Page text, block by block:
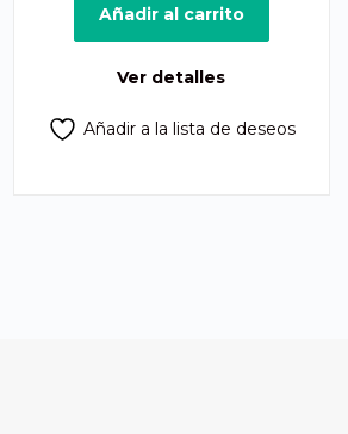
original
era:
actual
es:
Añadir al carrito
Ver detalles
Añadir a la lista de deseos